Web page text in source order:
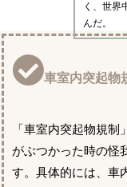
く、世界
んだ。
車室内突起物
「車室内突起物規制
がぶつかった時の怪
す。具体的には、車